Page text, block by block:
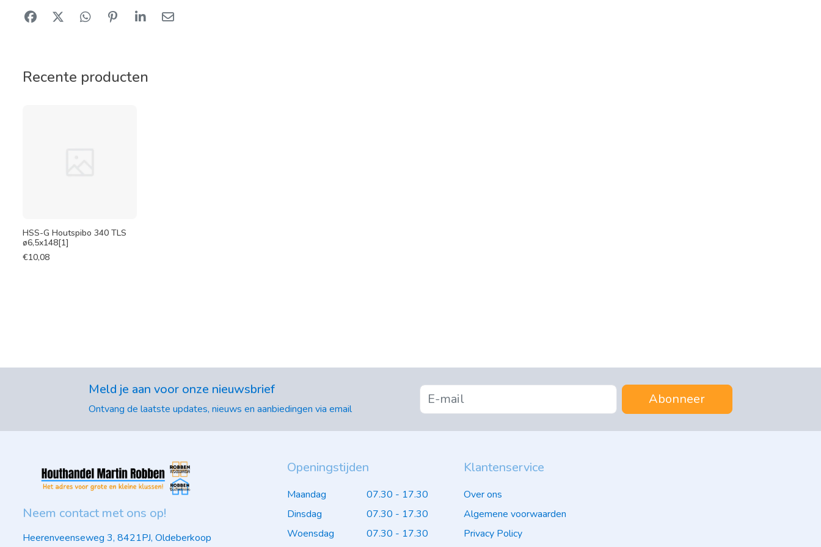
Recente producten
HSS-G Houtspibo 340 TLS
ø6,5x148[1]
€10,08
Meld je aan voor onze nieuwsbrief
Ontvang de laatste updates, nieuws en aanbiedingen via email
Abonneer
Neem contact met ons op!
Heerenveenseweg 3, 8421PJ, Oldeberkoop
Openingstijden
Maandag
07.30 - 17.30
Dinsdag
07.30 - 17.30
Woensdag
07.30 - 17.30
Klantenservice
Over ons
Algemene voorwaarden
Privacy Policy